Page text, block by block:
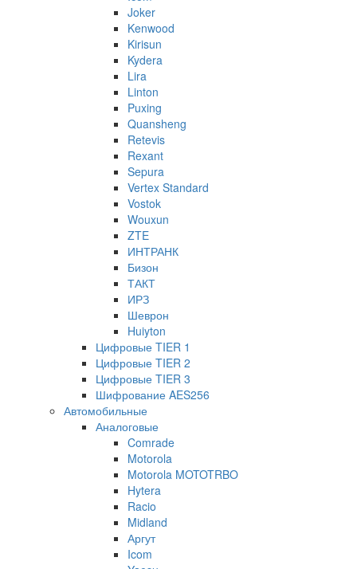
Joker
Kenwood
Kirisun
Kydera
Lira
Linton
Puxing
Quansheng
Retevis
Rexant
Sepura
Vertex Standard
Vostok
Wouxun
ZTE
ИНТРАНК
Бизон
ТАКТ
ИРЗ
Шеврон
Huiyton
Цифровые TIER 1
Цифровые TIER 2
Цифровые TIER 3
Шифрование AES256
Автомобильные
Аналоговые
Comrade
Motorola
Motorola MOTOTRBO
Hytera
Racio
Midland
Аргут
Icom